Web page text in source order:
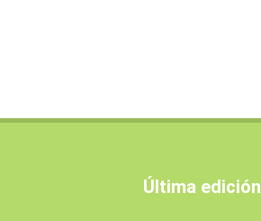
Última edición